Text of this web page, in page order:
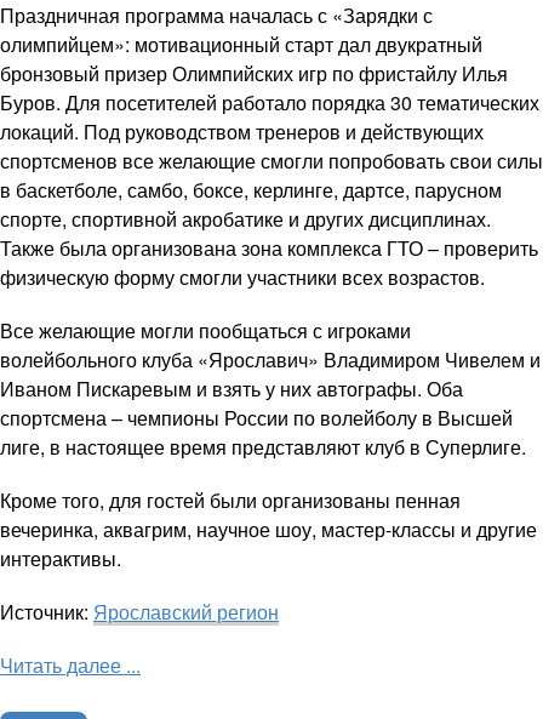
Праздничная программа началась с «Зарядки с
олимпийцем»: мотивационный старт дал двукратный
бронзовый призер Олимпийских игр по фристайлу Илья
Буров. Для посетителей работало порядка 30 тематических
локаций. Под руководством тренеров и действующих
спортсменов все желающие смогли попробовать свои силы
в баскетболе, самбо, боксе, керлинге, дартсе, парусном
спорте, спортивной акробатике и других дисциплинах.
Также была организована зона комплекса ГТО – проверить
физическую форму смогли участники всех возрастов.
Все желающие могли пообщаться с игроками
волейбольного клуба «Ярославич» Владимиром Чивелем и
Иваном Пискаревым и взять у них автографы. Оба
спортсмена – чемпионы России по волейболу в Высшей
лиге, в настоящее время представляют клуб в Суперлиге.
Кроме того, для гостей были организованы пенная
вечеринка, аквагрим, научное шоу, мастер-классы и другие
интерактивы.
Источник: Ярославский регион
Читать далее ...